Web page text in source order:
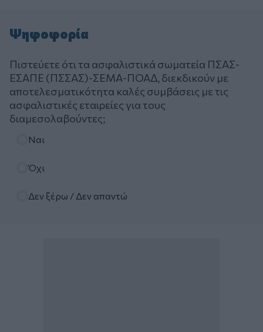
Ψηφοφορία
Πιστεύετε ότι τα ασφαλιστικά σωματεία ΠΣΑΣ-
ΕΣΑΠΕ (ΠΣΣΑΣ)-ΣΕΜΑ-ΠΟΑΔ, διεκδικούν με
αποτελεσματικότητα καλές συμβάσεις με τις
ασφαλιστικές εταιρείες για τους
διαμεσολαβούντες;
Ναι
Όχι
Δεν ξέρω / Δεν απαντώ